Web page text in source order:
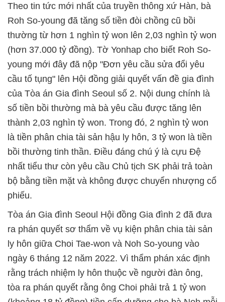
Theo tin tức mới nhất của truyền thông xứ Hàn, bà
Roh So-young đã tăng số tiền đòi chồng cũ bồi
thường từ hơn 1 nghìn tỷ won lên 2,03 nghìn tỷ won
(hơn 37.000 tỷ đồng). Tờ Yonhap cho biết Roh So-
young mới đây đã nộp "Đơn yêu cầu sửa đổi yêu
cầu tố tụng" lên Hội đồng giải quyết vấn đề gia đình
của Tòa án Gia đình Seoul số 2. Nội dung chính là
số tiền bồi thường mà bà yêu cầu được tăng lên
thành 2,03 nghìn tỷ won. Trong đó, 2 nghìn tỷ won
là tiền phân chia tài sản hậu ly hôn, 3 tỷ won là tiền
bồi thường tinh thần. Điều đáng chú ý là cựu Đệ
nhất tiểu thư còn yêu cầu Chủ tịch SK phải trả toàn
bộ bằng tiền mặt và không được chuyển nhượng cổ
phiếu.
Tòa án Gia đình Seoul Hội đồng Gia đình 2 đã đưa
ra phán quyết sơ thẩm về vụ kiện phân chia tài sản
ly hôn giữa Choi Tae-won và Noh So-young vào
ngày 6 tháng 12 năm 2022. Vì thẩm phán xác định
rằng trách nhiệm ly hôn thuộc về người đàn ông,
tòa ra phán quyết rằng ông Choi phải trả 1 tỷ won